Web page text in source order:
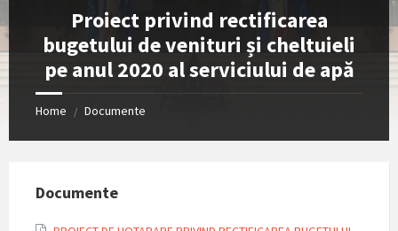
Proiect privind rectificarea
bugetului de venituri și cheltuieli
pe anul 2020 al serviciului de apă
Home / Documente
Documente